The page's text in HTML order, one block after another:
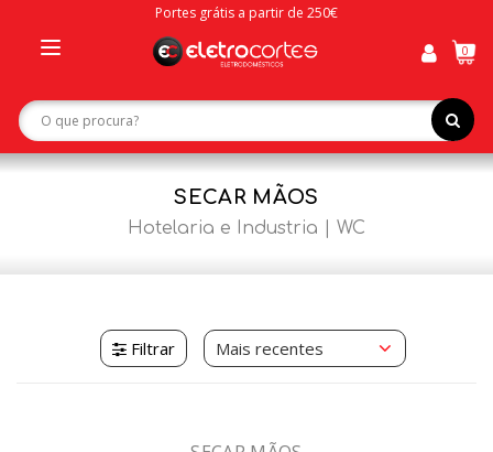
Portes grátis a partir de 250€
navigation
0
SECAR MÃOS
Hotelaria e Industria WC
Filtrar